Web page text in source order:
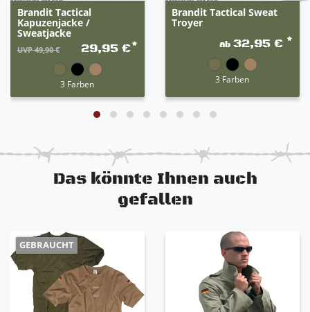
Brandit Tactical
Kapuzenjacke /
Sweatjacke
UVP 49,90 € 29,95 €*
3 Farben
Brandit Tactical Sweat
Troyer
ab 32,95 € *
3 Farben
Das könnte Ihnen auch
gefallen
GEBRAUCHT